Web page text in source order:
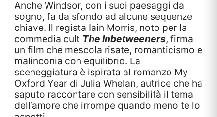
Anche Windsor, con i suoi paesaggi da
sogno, fa da sfondo ad alcune sequenze
chiave. Il regista Iain Morris, noto per la
commedia cult The Inbetweeners, firma
un film che mescola risate, romanticismo e
malinconia con equilibrio. La
sceneggiatura è ispirata al romanzo My
Oxford Year di Julia Whelan, autrice che ha
saputo raccontare con sensibilità il tema
dell’amore che irrompe quando meno te lo